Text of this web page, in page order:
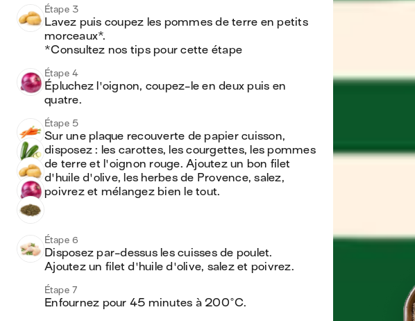
Étape 3
Lavez puis coupez les pommes de terre en petits
morceaux*.
*Consultez nos tips pour cette étape
Étape 4
Épluchez l'oignon, coupez-le en deux puis en
quatre.
Étape 5
Sur une plaque recouverte de papier cuisson,
disposez : les carottes, les courgettes, les pommes
de terre et l'oignon rouge. Ajoutez un bon filet
d'huile d'olive, les herbes de Provence, salez,
poivrez et mélangez bien le tout.
Étape 6
Disposez par-dessus les cuisses de poulet.
Ajoutez un filet d'huile d'olive, salez et poivrez.
Étape 7
Enfournez pour 45 minutes à 200°C.